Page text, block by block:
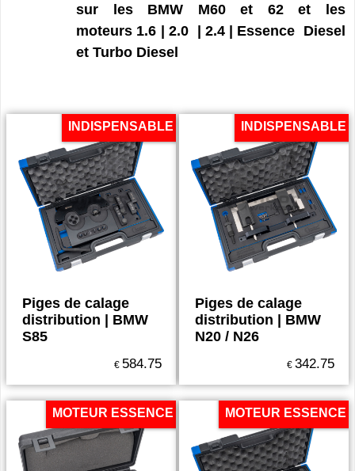
sur les BMW M60 et 62 et les
moteurs 1.6 | 2.0 | 2.4 | Essence Diesel
et Turbo Diesel
INDISPENSABLE
Piges de calage
distribution | BMW
S85
€ 584.75
INDISPENSABLE
Piges de calage
distribution | BMW
N20 / N26
€ 342.75
MOTEUR ESSENCE MOTEUR ESSENCE